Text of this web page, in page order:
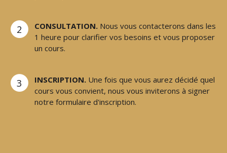
2 CONSULTATION. Nous vous contacterons dans les
1 heure pour clarifier vos besoins et vous proposer
un cours.
3 INSCRIPTION. Une fois que vous aurez décidé quel
cours vous convient, nous vous inviterons à signer
notre formulaire d'inscription.